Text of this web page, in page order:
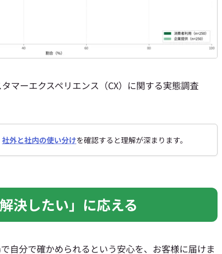
マーエクスペリエンス（CX）に関する実態調査
社外と社内の使い分けを確認すると理解が深まります。
決したい」に応える
自分で確かめられるという安心を、お客様に届けま